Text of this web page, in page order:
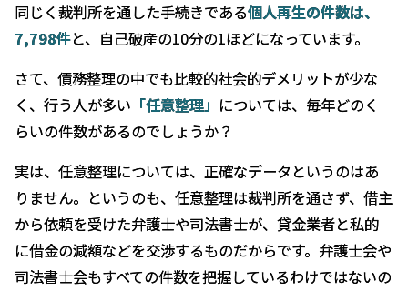
同じく裁判所を通した手続きである個人再生の件数は、
7,798件と、自己破産の10分の1ほどになっています。
さて、債務整理の中でも比較的社会的デメリットが少な
く、行う人が多い 「任意整理」 については、毎年どのく
らいの件数があるのでしょうか？
実は、任意整理については、正確なデータというのはあ
りません。というのも、任意整理は裁判所を通さず、借主
から依頼を受けた弁護士や司法書士が、貸金業者と私的
に借金の減額などを交渉するものだからです。弁護士会や
司法書士会もすべての件数を把握しているわけではないの